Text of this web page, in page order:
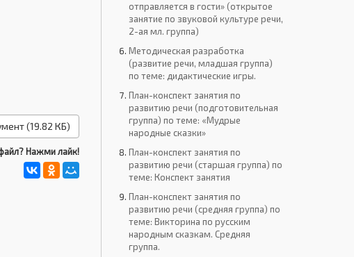
(19.82 КБ)
Нажми лайк!
отправляется в гости» (открытое
занятие по звуковой культуре речи,
2-ая мл. группа)
Методическая разработка
(развитие речи, младшая группа)
по теме: дидактические игры.
План-конспект занятия по
развитию речи (подготовительная
группа) по теме: «Мудрые
народные сказки»
План-конспект занятия по
развитию речи (старшая группа) по
теме: Конспект занятия
План-конспект занятия по
развитию речи (средняя группа) по
теме: Викторина по русским
народным сказкам. Средняя
группа.